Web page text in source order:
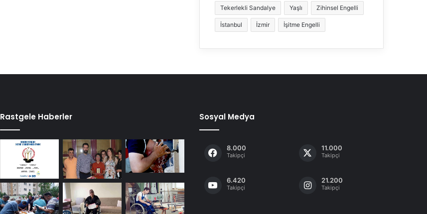
Tekerlekli Sandalye Yaşlı Zihinsel Engelli
İstanbul İzmir İşitme Engelli
Rastgele Haberler Sosyal Medya
8.000
Takipçi
11.000
Takipçi
6.420
Takipçi
21.200
Takipçi